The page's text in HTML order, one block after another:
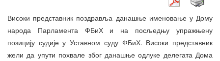
Високи представник поздравља данашње именовање у Дому
народа Парламента ФБиХ и на посљедњу упражњену
позицију судије у Уставном суду ФБиХ. Високи представник
жели да упути похвале због данашње одлуке делегата Дома